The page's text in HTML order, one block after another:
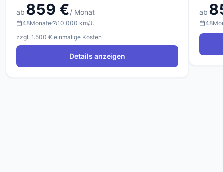
ab 859 €/ Monat
48Monate
10.000 km/J.
zzgl. 1.500 € einmalige Kosten
Details anzeigen
ab
48